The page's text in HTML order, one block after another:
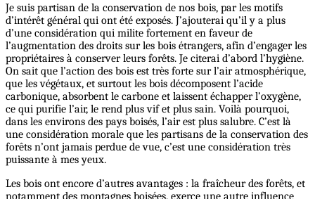
Je suis partisan de la conservation de nos bois, par les motifs
d’intérêt général qui ont été exposés. J’ajouterai qu’il y a plus
d’une considération qui milite fortement en faveur de
l’augmentation des droits sur les bois étrangers, afin d’engager les
propriétaires à conserver leurs forêts. Je citerai d’abord l’hygiène.
On sait que l’action des bois est très forte sur l’air atmosphérique,
que les végétaux, et surtout les bois décomposent l’acide
carbonique, absorbent le carbone et laissent échapper l’oxygène,
ce qui purifie l’air, le rend plus vif et plus sain. Voilà pourquoi,
dans les environs des pays boisés, l’air est plus salubre. C’est là
une considération morale que les partisans de la conservation des
forêts n’ont jamais perdue de vue, c’est une considération très
puissante à mes yeux.
Les bois ont encore d’autres avantages : la fraîcheur des forêts, et
notamment des montagnes boisées, exerce une autre influence